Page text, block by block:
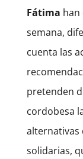
Fátima han
semana,
cuenta las
pretenden
cordobesa
alternativas
solidarias,